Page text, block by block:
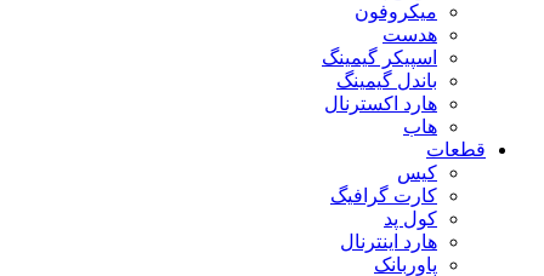
میکروفون
هدست
اسپیکر گیمینگ
باندل گیمینگ
هارد اکسترنال
هاب
قطعات
کیس
کارت گرافیگ
کول پد
هارد اینترنال
پاوربانک